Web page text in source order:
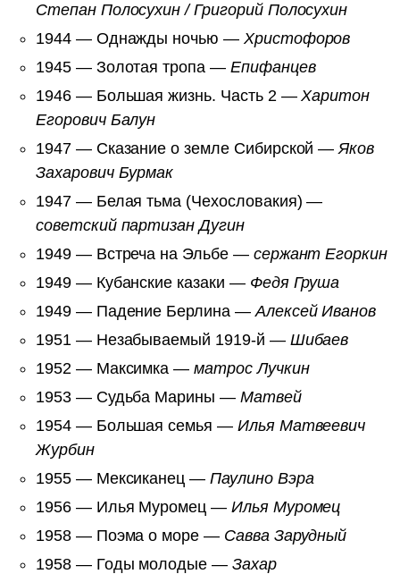
Степан Полосухин / Григорий Полосухин
1944 — Однажды ночью — Христофоров
1945 — Золотая тропа — Епифанцев
1946 — Большая жизнь. Часть 2 —Харитон
Егорович Балун
1947 — Сказание о земле Сибирской —Яков
Захарович Бурмак
1947 — Белая тьма (Чехословакия) —
советский партизан Дугин
1949 — Встреча на Эльбе — сержант Егоркин
1949 — Кубанские казаки — Федя Груша
1949 — Падение Берлина —Алексей Иванов
1951 — Незабываемый 1919-й — Шибаев
1952 — Максимка —матрос Лучкин
1953 — Судьба Марины — Матвей
1954 — Большая семья — Илья Матвеевич
Журбин
1955 — Мексиканец —Паулино Вэра
1956 — Илья Муромец — Илья Муромец
1958 — Поэма о море — Савва Зарудный
1958 — Годы молодые — Захар